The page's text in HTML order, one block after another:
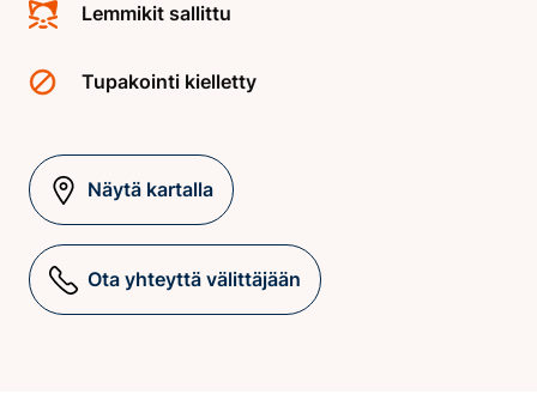
Lemmikit sallittu
Tupakointi kielletty
Näytä kartalla
Ota yhteyttä välittäjään